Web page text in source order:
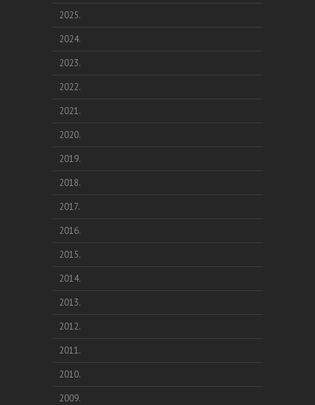
2025.
2024.
2023.
2022.
2021.
2020.
2019.
2018.
2017.
2016.
2015.
2014.
2013.
2012.
2011.
2010.
2009.